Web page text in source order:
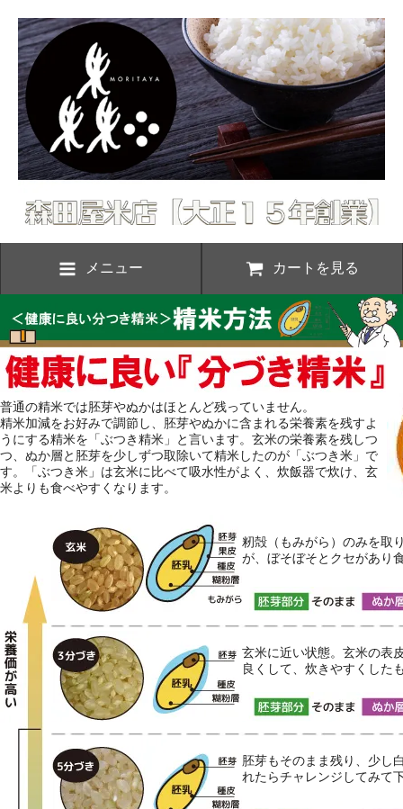
メニュー カートを見る
普通の精米では胚芽やぬかはほとんど残っていません。
精米加減をお好みで調節し、胚芽やぬかに含まれる栄養素を残すよ
うにする精米を「ぶつき精米」と言います。玄米の栄養素を残しつ
つ、ぬか層と胚芽を少しずつ取除いて精米したのが「ぶつき米」で
す。「ぶつき米」は玄米に比べて吸水性がよく、炊飯器で炊け、玄
米よりも食べやすくなります。
籾殻（もみがら）のみを取
が、ぼそぼそとクセがあり
玄米に近い状態。玄米の表
良くして、炊きやすくした
胚芽もそのまま残り、少し
れたらチャレンジしてみて